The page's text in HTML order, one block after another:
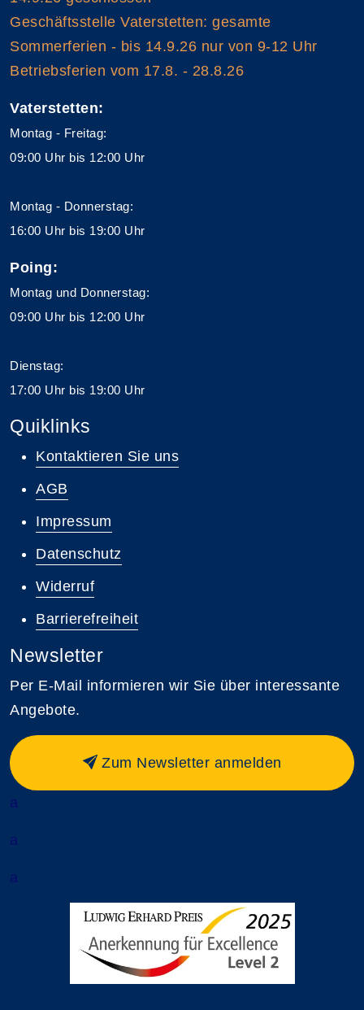
Geschäftsstelle Vaterstetten: gesamte
Sommerferien - bis 14.9.26 nur von 9-12 Uhr
Betriebsferien vom 17.8. - 28.8.26
Vaterstetten:
Montag - Freitag:
09:00 Uhr bis 12:00 Uhr
Montag - Donnerstag:
16:00 Uhr bis 19:00 Uhr
Poing:
Montag und Donnerstag:
09:00 Uhr bis 12:00 Uhr
Dienstag:
17:00 Uhr bis 19:00 Uhr
Quiklinks
Kontaktieren Sie uns
AGB
Impressum
Datenschutz
Widerruf
Barrierefreiheit
Newsletter
Per E-Mail informieren wir Sie über interessante
Angebote.
Zum Newsletter anmelden
a
a
a